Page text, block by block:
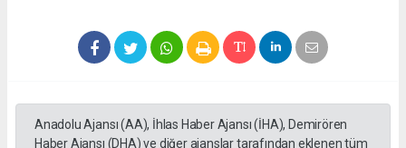
Anadolu Ajansı (AA), İhlas Haber Ajansı (İHA), Demirören
Haber Ajansı (DHA) ve diğer ajanslar tarafından eklenen tüm